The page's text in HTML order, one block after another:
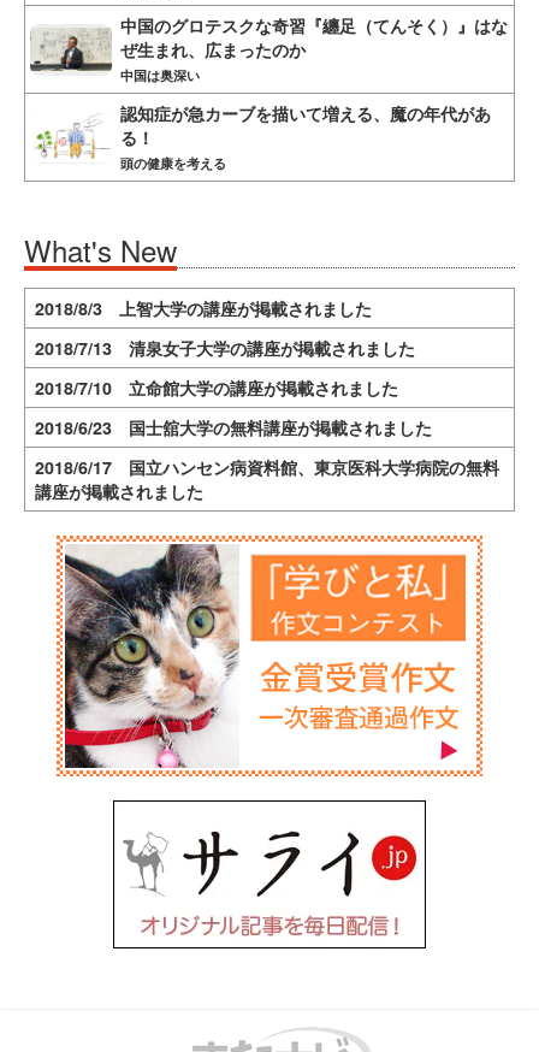
中国のグロテスクな奇習『纏足（てんそく）』はな
ぜ生まれ、広まったのか
中国は奥深い
認知症が急カーブを描いて増える、魔の年代があ
る！
頭の健康を考える
What's New
2018/8/3 上智大学の講座が掲載されました
2018/7/13 清泉女子大学の講座が掲載されました
2018/7/10 立命館大学の講座が掲載されました
2018/6/23 国士舘大学の無料講座が掲載されました
2018/6/17 国立ハンセン病資料館、東京医科大学病院の無料
講座が掲載されました